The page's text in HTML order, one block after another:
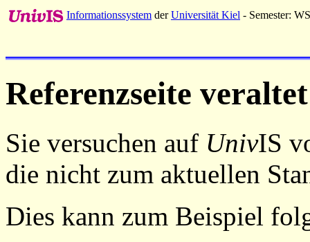
Informationssystem derUniversität Kiel - Semester:
Referenzseite veraltet
Sie versuchen auf UnivIS
die nicht zum aktuellen
Dies kann zum Beispiel